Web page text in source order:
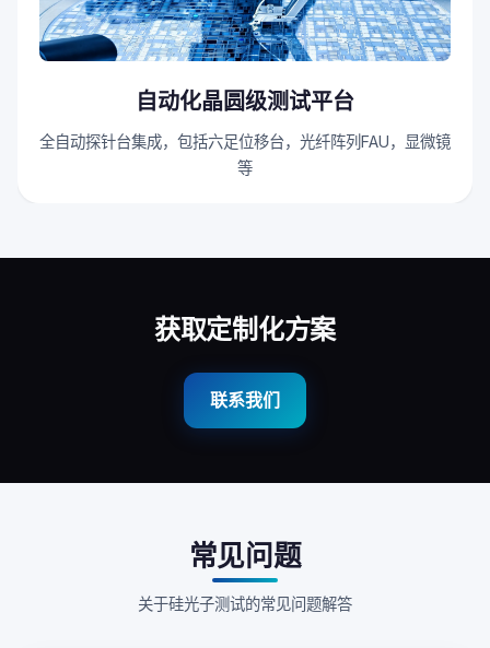
自动化晶圆级测试平台
全自动探针台集成，包括六足位移台，光纤阵列FAU，显微镜
等
获取定制化方案
联系我们
常见问题
关于硅光子测试的常见问题解答